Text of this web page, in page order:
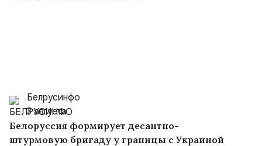
Белрусинфо
3 августа
Белоруссия формирует десантно-
штурмовую бригаду у границы с Украиной